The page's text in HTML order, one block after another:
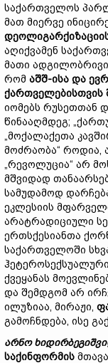
საქართველოს
მათ მიერვე
აღიქვამენ
მათი
რომ აშშ-ისა და
ქართველებისთვის
იომებს რუსეთთან
წინააღმდეგ;
„მოქალაქეთა
მოძრაობა“ როდია,
„რევოლუცია“ არ
მშვიდად
სამუდამოდ
ეკლესიის
არატრადიციული
ერთსქესიანთა
საქართველოში
ქვეყანას
და შემდგომ არ
ილუზიაა, მირაჟი,
გამოჩნდება, ისე
არნო
საქინფორმის